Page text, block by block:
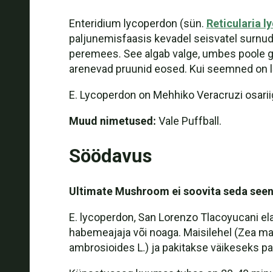
Enteridium lycoperdon (sün. Reticularia
paljunemisfaasis kevadel seisvatel
peremees. See algab valge, umbes poole
arenevad pruunid eosed. Kui seemned on
E. Lycoperdon on Mehhiko Veracruzi
Muud nimetused: Vale Puffball.
Söödavus
Ultimate Mushroom ei soovita seda
E. lycoperdon, San Lorenzo Tlacoyucani
habemeajaja või noaga. Maisilehel (Zea
ambrosioides L.) ja pakitakse väikeseks